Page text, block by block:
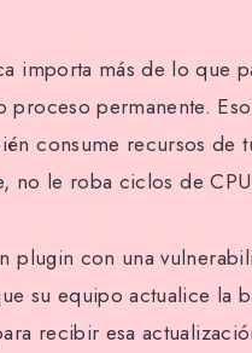
importa más de lo que
permanente.
consume recursos de
no le roba ciclos de
plugin con una
su equipo actualice la
recibir esa